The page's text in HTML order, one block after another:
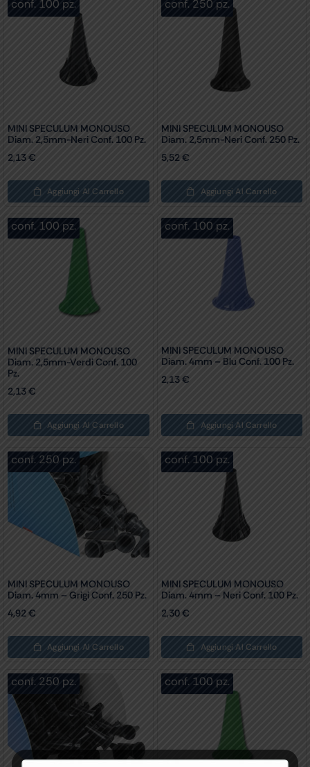
conf. 100 pz.
MINI SPECULUM MONOUSO
Diam. 2,5mm-Neri Conf. 100 Pz.
2,13€
Aggiungi Al Carrello
conf. 250 pz.
MINI SPECULUM MONOUSO
Diam. 2,5mm-Neri Conf. 250 Pz.
5,52€
Aggiungi Al Carrello
conf. 100 pz.
MINI SPECULUM MONOUSO
Diam. 2,5mm-Verdi Conf. 100
Pz.
2,13€
Aggiungi Al Carrello
conf. 100 pz.
MINI SPECULUM MONOUSO
Diam. 4mm – Blu Conf. 100 Pz.
2,13€
Aggiungi Al Carrello
conf. 250 pz.
MINI SPECULUM MONOUSO
Diam. 4mm – Grigi Conf. 250 Pz.
4,92€
Aggiungi Al Carrello
conf. 100 pz.
MINI SPECULUM MONOUSO
Diam. 4mm – Neri Conf. 100 Pz.
2,30€
Aggiungi Al Carrello
conf. 250 pz. conf. 100 pz.